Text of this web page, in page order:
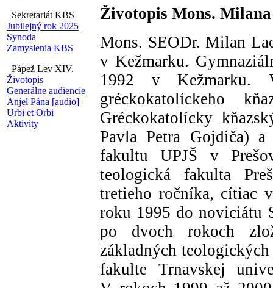
Sekretariát KBS
Jubilejný rok 2025
Synoda
Zamyslenia KBS
Pápež Lev XIV.
Životopis
Generálne audiencie
Anjel Pána [audio]
Urbi et Orbi
Aktivity
Životopis Mons.
Mons. SEODr. Milan
v Kežmarku.
1992 v
gréckokatolíckeho
Gréckokatolícky
Pavla Petra Gojdiča) a
fakultu UPJŠ v
teologická fakulta
tretieho ročníka, cítiac
roku 1995 do noviciátu
po dvoch rokoch
základných
fakulte Trnavskej